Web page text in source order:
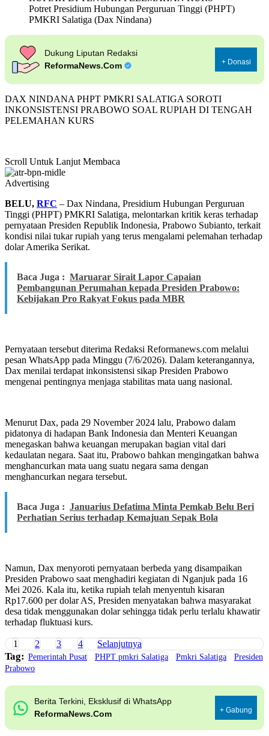
Potret Presidium Hubungan Perguruan Tinggi (PHPT)
PMKRI Salatiga (Dax Nindana)
Dukung Liputan Redaksi
ReformaNews.Com
+ Donasi
DAX NINDANA PHPT PMKRI SALATIGA SOROTI
INKONSISTENSI PRABOWO SOAL RUPIAH DI TENGAH
PELEMAHAN KURS
Scroll Untuk Lanjut Membaca
Advertising
BELU, RFC – Dax Nindana, Presidium Hubungan Perguruan
Tinggi (PHPT) PMKRI Salatiga, melontarkan kritik keras terhadap
pernyataan Presiden Republik Indonesia, Prabowo Subianto, terkait
kondisi nilai tukar rupiah yang terus mengalami pelemahan terhadap
dolar Amerika Serikat.
Baca Juga : Maruarar Sirait Lapor Capaian
Pembangunan Perumahan kepada Presiden Prabowo:
Kebijakan Pro Rakyat Fokus pada MBR
Pernyataan tersebut diterima Redaksi Reformanews.com melalui
pesan WhatsApp pada Minggu (7/6/2026). Dalam keterangannya,
Dax menilai terdapat inkonsistensi sikap Presiden Prabowo
mengenai pentingnya menjaga stabilitas mata uang nasional.
Menurut Dax, pada 29 November 2024 lalu, Prabowo dalam
pidatonya di hadapan Bank Indonesia dan Menteri Keuangan
menegaskan bahwa keuangan merupakan bagian vital dari
kedaulatan negara. Saat itu, Prabowo bahkan mengingatkan bahwa
menghancurkan mata uang suatu negara sama dengan
menghancurkan negara tersebut.
Baca Juga : Januarius Defatima Minta Pemkab Belu Beri
Perhatian Serius terhadap Kemajuan Sepak Bola
Namun, Dax menyoroti pernyataan berbeda yang disampaikan
Presiden Prabowo saat menghadiri kegiatan di Nganjuk pada 16
Mei 2026. Kala itu, ketika rupiah telah menyentuh kisaran
Rp17.600 per dolar AS, Presiden menyatakan bahwa masyarakat
desa tidak menggunakan dolar sehingga tidak perlu terlalu khawatir
terhadap fluktuasi kurs.
1 2 3 4 Selanjutnya
Tag: Pemerintah Pusat PHPT pmkri Salatiga Pmkri Salatiga
Presiden
Prabowo
Berita Terkini, Eksklusif di WhatsApp
ReformaNews.Com
+ Gabung